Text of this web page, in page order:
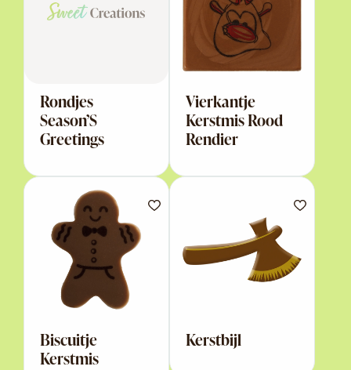
Rondjes
Season’S
Greetings
Vierkantje
Kerstmis Rood
Rendier
Biscuitje
Kerstmis
Kerstbijl